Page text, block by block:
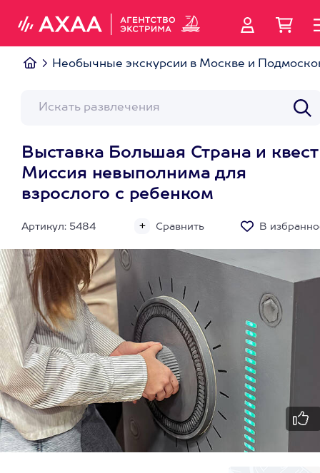
Необычные экскурсии в Москве и
Выставка Большая Страна и квест
Миссия невыполнима для
взрослого с ребенком
Артикул: 5484 Сравнить В